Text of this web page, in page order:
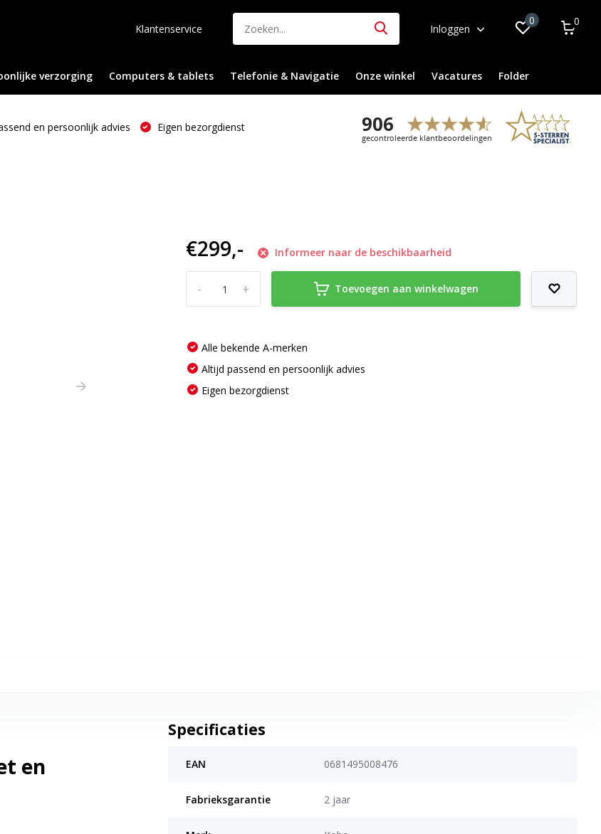
Klantenservice Inloggen
0 0
verzorging Computers & tablets Telefonie & Navigatie Onze winkel Vacatures Folder
en persoonlijk advies Eigen bezorgdienst
€299,- Informeer naar de beschikbaarheid
+
- Toevoegen aan winkelwagen
Alle bekende A-merken
Altijd passend en persoonlijk advies
Eigen bezorgdienst
en
Specificaties
EAN 0681495008476
Fabrieksgarantie 2 jaar